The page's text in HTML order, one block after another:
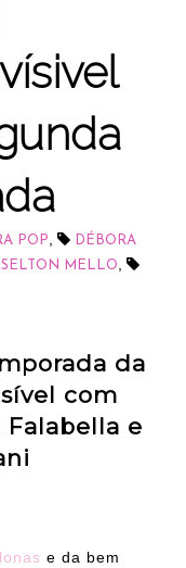
POP
DÉBORA
SELTON MELLO
da
com
Falabella e
e da bem